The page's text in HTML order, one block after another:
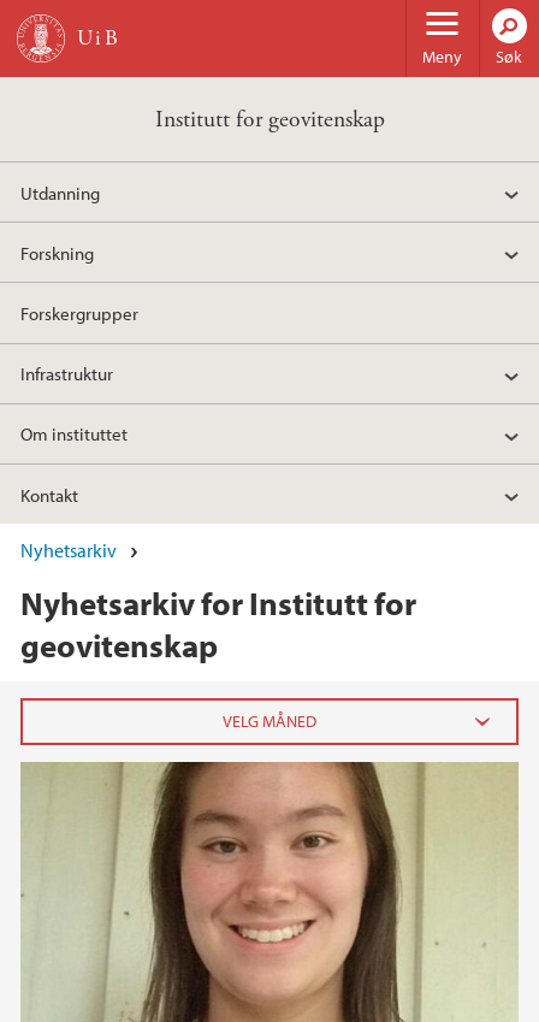
Hopp til hovedinnhold
Meny Søk
Institutt for geovitenskap
Utdanning
Forskning
Forskergrupper
Infrastruktur
Om instituttet
Kontakt
Nyhetsarkiv
Nyhetsarkiv for Institutt for
geovitenskap
juni (1)
april (2)
februar (1)
januar (3)